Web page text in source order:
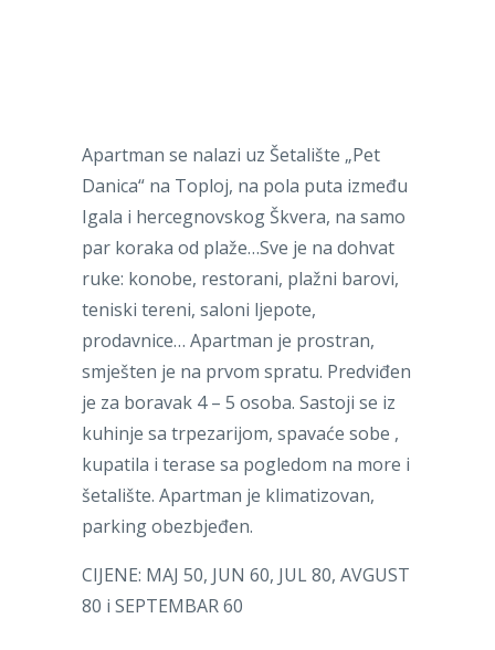
Apartman se nalazi uz Šetalište „Pet
Danica“ na Toploj, na pola puta između
Igala i hercegnovskog Škvera, na samo
par koraka od plaže…Sve je na dohvat
ruke: konobe, restorani, plažni barovi,
teniski tereni, saloni ljepote,
prodavnice… Apartman je prostran,
smješten je na prvom spratu. Predviđen
je za boravak 4 – 5 osoba. Sastoji se iz
kuhinje sa trpezarijom, spavaće sobe ,
kupatila i terase sa pogledom na more i
šetalište. Apartman je klimatizovan,
parking obezbjeđen.
CIJENE: MAJ 50, JUN 60, JUL 80, AVGUST
80 i SEPTEMBAR 60